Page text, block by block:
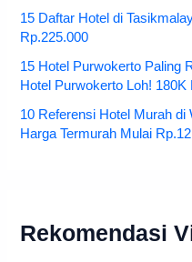
15 Daftar Hotel di
Rp.225.000
15 Hotel Purwokerto Paling
Hotel Purwokerto Loh! 180K
10 Referensi Hotel Murah di
Harga Termurah Mulai
Rekomendasi